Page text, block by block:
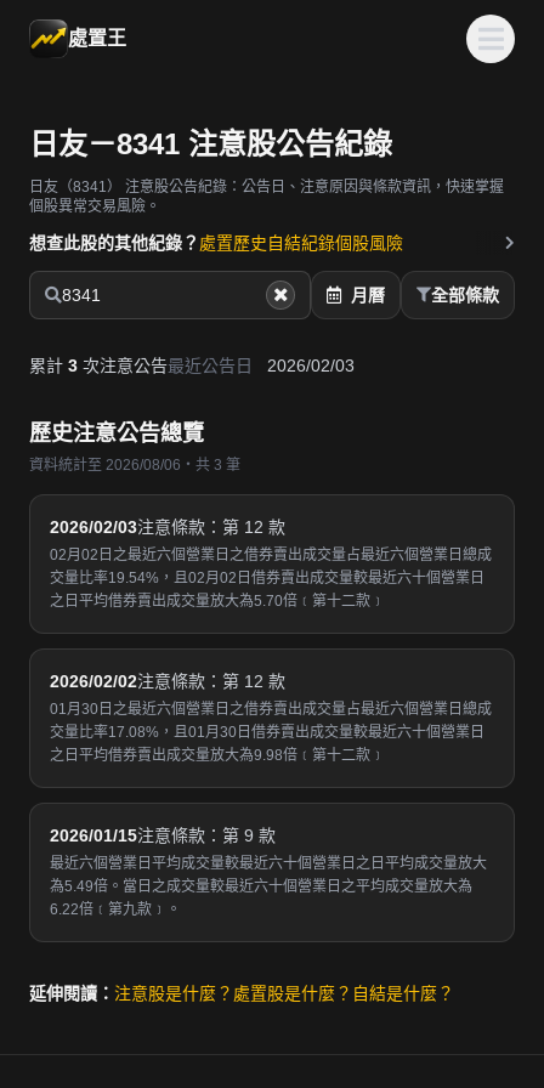
處置王
日友－8341 注意股公告紀錄
日友（8341）
注意股公告紀錄：公告日、注意原因與條款資訊，快速掌握
個股異常交易風險。
想查此股的其他紀錄？ 處置歷史自結紀錄個股風險
8341 月曆 全部條款
累計 3 次注意公告最近公告日 2026/02/03
歷史注意公告總覽
資料統計至 2026/08/06・共 3 筆
2026/02/03注意條款：第 12 款
02月02日之最近六個營業日之借券賣出成交量占最近六個營業日總成
交量比率19.54%，且02月02日借券賣出成交量較最近六十個營業日
之日平均借券賣出成交量放大為5.70倍﹝第十二款﹞
2026/02/02注意條款：第 12 款
01月30日之最近六個營業日之借券賣出成交量占最近六個營業日總成
交量比率17.08%，且01月30日借券賣出成交量較最近六十個營業日
之日平均借券賣出成交量放大為9.98倍﹝第十二款﹞
2026/01/15注意條款：第 9 款
最近六個營業日平均成交量較最近六十個營業日之日平均成交量放大
為5.49倍。當日之成交量較最近六十個營業日之平均成交量放大為
6.22倍﹝第九款﹞。
延伸閱讀： 注意股是什麼？ 處置股是什麼？ 自結是什麼？